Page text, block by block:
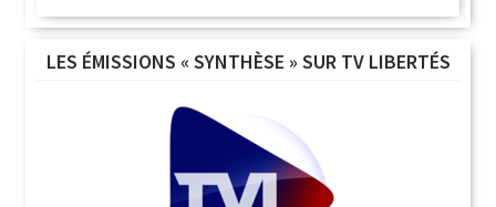
LES ÉMISSIONS « SYNTHÈSE » SUR TV LIBERTÉS